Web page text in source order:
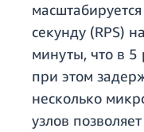
секунду (RPS)
минуты, что в 5
при этом
несколько
узлов